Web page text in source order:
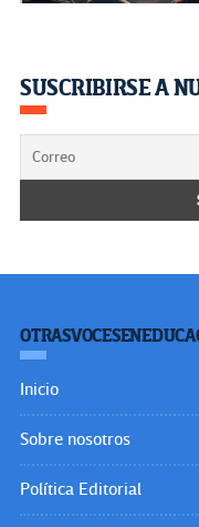
SUSCRIBIRSE A
Inicio
Sobre nosotros
Política Editorial